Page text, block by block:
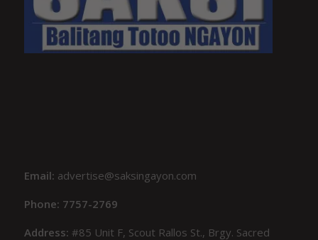
Email: advertise@saksingayon.com
Phone: 7757-2769
Address:#85 Unit F, Scout Rallos St., Brgy. Sacred